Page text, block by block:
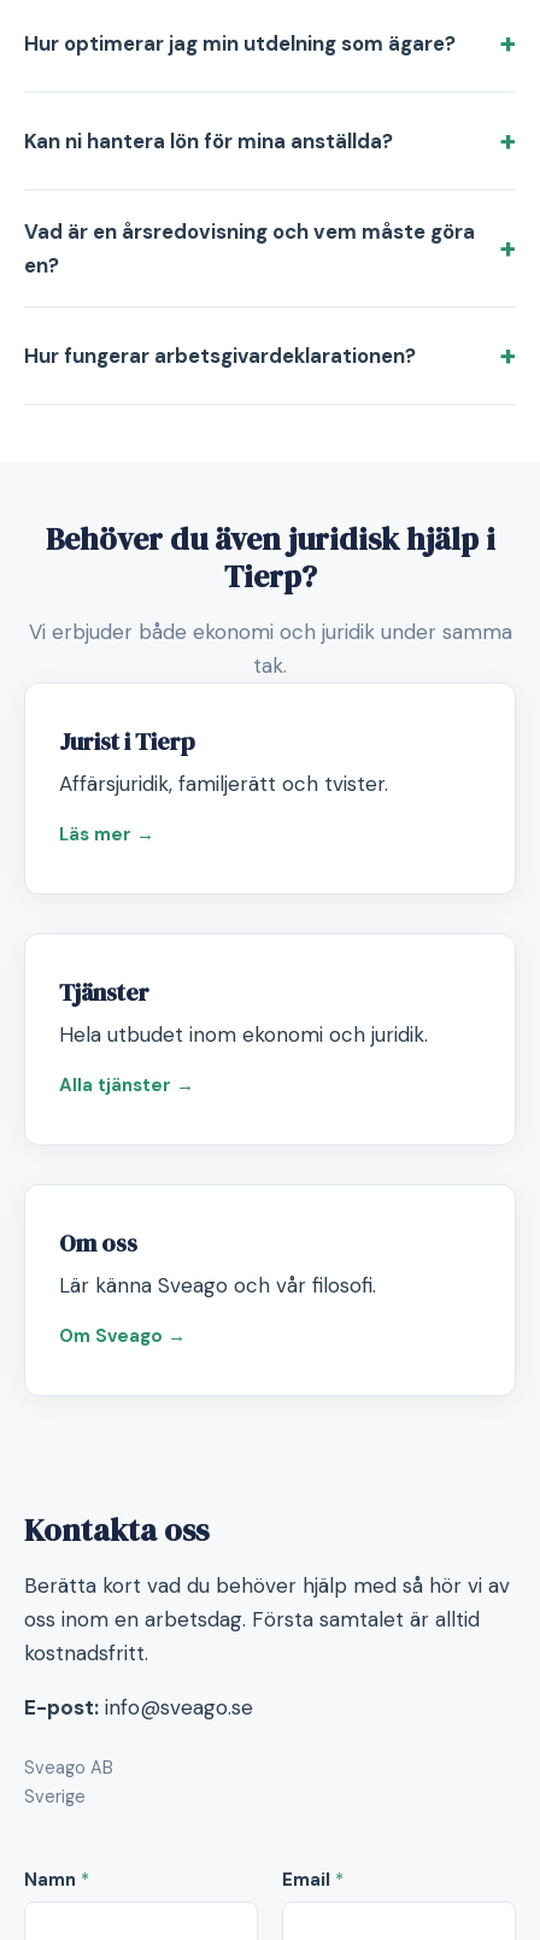
Hur optimerar jag min utdelning som ägare?
Kan ni hantera lön för mina anställda?
Vad är en årsredovisning och vem måste göra
en?
Hur fungerar arbetsgivardeklarationen?
Behöver du även juridisk hjälp i
Tierp?
Vi erbjuder både ekonomi och juridik under samma
tak.
Jurist i Tierp
Affärsjuridik, familjerätt och tvister.
Läs mer →
Tjänster
Hela utbudet inom ekonomi och juridik.
Alla tjänster →
Om oss
Lär känna Sveago och vår filosofi.
Om Sveago →
Kontakta oss
Berätta kort vad du behöver hjälp med så hör vi av
oss inom en arbetsdag. Första samtalet är alltid
kostnadsfritt.
E-post: info@sveago.se
Sveago AB
Sverige
Namn * Email *